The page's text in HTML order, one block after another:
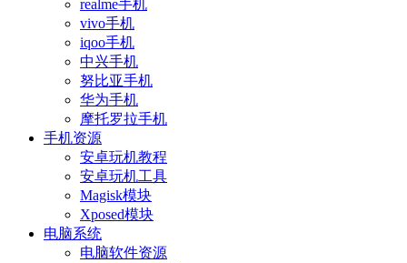
realme手机
vivo手机
iqoo手机
中兴手机
努比亚手机
华为手机
摩托罗拉手机
手机资源
安卓玩机教程
安卓玩机工具
Magisk模块
Xposed模块
电脑系统
电脑软件资源